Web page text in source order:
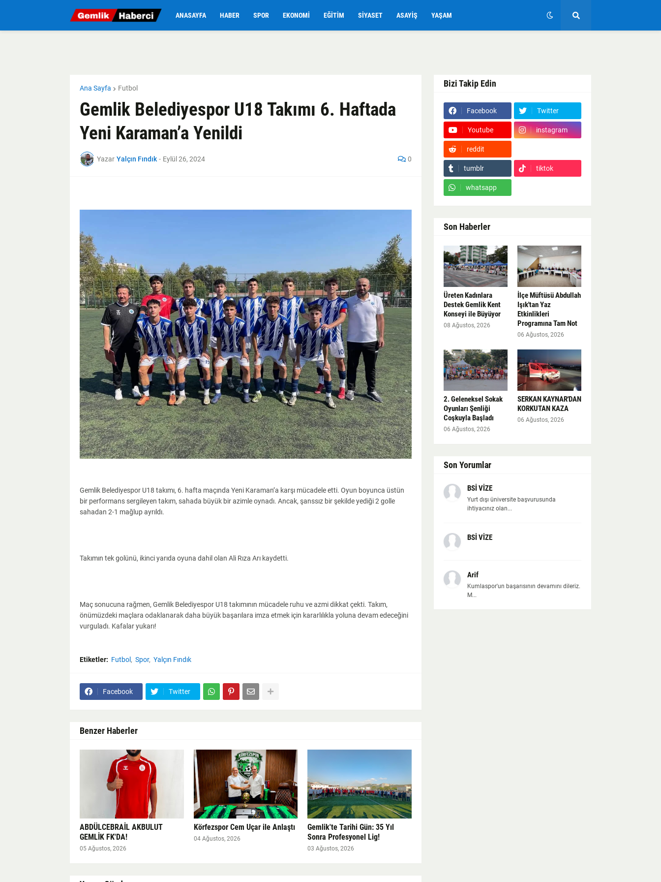
ANASAYFA HABER SPOR EKONOMI EĞITIM SIYASET ASAYIŞ YAŞAM
Ana Sayfa Futbol
Gemlik Belediyespor U18 Takımı 6. Haftada
Yeni Karaman’a Yenildi
Yazar Yalçın Fındık - Eylül 26, 2024 0
Gemlik Belediyespor U18 takımı, 6. hafta maçında Yeni Karaman’a karşı mücadele etti. Oyun boyunca üstün
bir performans sergileyen takım, sahada büyük bir azimle oynadı. Ancak, şanssız bir şekilde yediği 2 golle
sahadan 2-1 mağlup ayrıldı.
Takımın tek golünü, ikinci yarıda oyuna dahil olan Ali Rıza Arı kaydetti.
Maç sonucuna rağmen, Gemlik Belediyespor U18 takımının mücadele ruhu ve azmi dikkat çekti. Takım,
önümüzdeki maçlara odaklanarak daha büyük başarılara imza etmek için kararlılıkla yoluna devam edeceğini
vurguladı. Kafalar yukarı!
Etiketler: Futbol Spor Yalçın Fındık
Facebook Twitter
Benzer Haberler
ABDÜLCEBRAİL AKBULUT
GEMLİK FK'DA!
05 Ağustos, 2026
Körfezspor Cem Uçar ile Anlaştı
04 Ağustos, 2026
Gemlik'te Tarihi Gün: 35 Yıl
Sonra Profesyonel Lig!
03 Ağustos, 2026
Bizi Takip Edin
Facebook Twitter
Youtube instagram
reddit
tumblr tiktok
whatsapp
Son Haberler
Üreten Kadınlara
Destek Gemlik Kent
Konseyi ile Büyüyor
08 Ağustos, 2026
İlçe Müftüsü Abdullah
Işık'tan Yaz
Etkinlikleri
Programına Tam Not
06 Ağustos, 2026
2. Geleneksel Sokak
Oyunları Şenliği
Coşkuyla Başladı
06 Ağustos, 2026
SERKAN KAYNAR'DAN
KORKUTAN KAZA
06 Ağustos, 2026
Son Yorumlar
BSİ VİZE
Yurt dışı üniversite başvurusunda
ihtiyacınız olan...
BSİ VİZE
Arif
Kumlaspor'un başarısının devamını dileriz.
M...